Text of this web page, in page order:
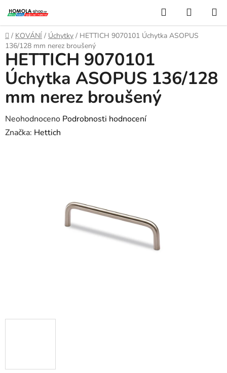
na
obsah
Hledat
KOŠÍK
Domů
/ KOVÁNÍ / Úchytky / HETTICH 9070101 Úchytka ASOPUS
136/128 mm nerez broušený
HETTICH 9070101
Úchytka ASOPUS 136/128
mm nerez broušený
Průměrné
hodnocení
Neohodnoceno Podrobnosti hodnocení
Značka: Hettich